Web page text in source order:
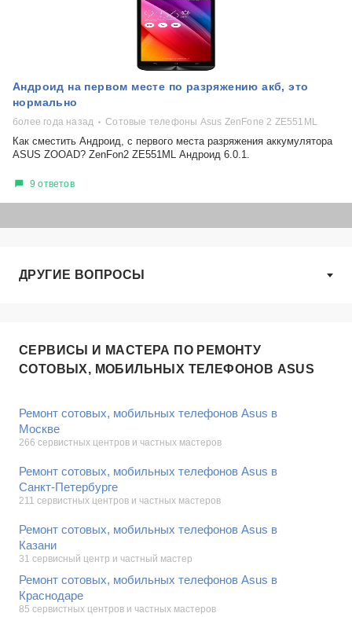
Андроид на первом месте по разряжению акб, это
нормально
более года назад Сотовые телефоны Asus ZenFone 2 ZE551ML
Как сместить Андроид, с первого места разряжения аккумулятора
ASUS ZOOAD? ZenFon2 ZE551ML Андроид 6.0.1.
9 ответов
ДРУГИЕ ВОПРОСЫ
СЕРВИСЫ И МАСТЕРА ПО РЕМОНТУ
СОТОВЫХ, МОБИЛЬНЫХ ТЕЛЕФОНОВ ASUS
Ремонт сотовых, мобильных телефонов Asus в
Москве
266 сервистных центров и частных мастеров
Ремонт сотовых, мобильных телефонов Asus в
Санкт-Петербурге
211 сервистных центров и частных мастеров
Ремонт сотовых, мобильных телефонов Asus в
Казани
31 сервисный центр и частный мастер
Ремонт сотовых, мобильных телефонов Asus в
Краснодаре
85 сервистных центров и частных мастеров